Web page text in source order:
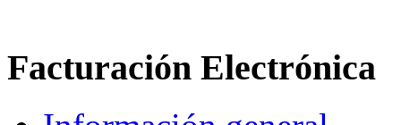
Facturación Electrónica